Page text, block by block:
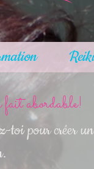
Reiki
abordable!
toi pour créer